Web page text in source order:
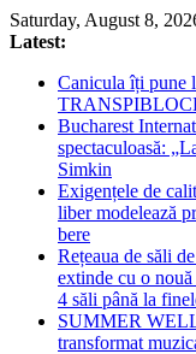
Skip
to
Saturday, August 8,
Latest:
Canicula îți pune
Bucharest
spectaculoasă:
Simkin
Exigențele de
liber modelează
bere
Rețeaua de săli
extinde cu o
4 săli până la
SUMMER
transformat